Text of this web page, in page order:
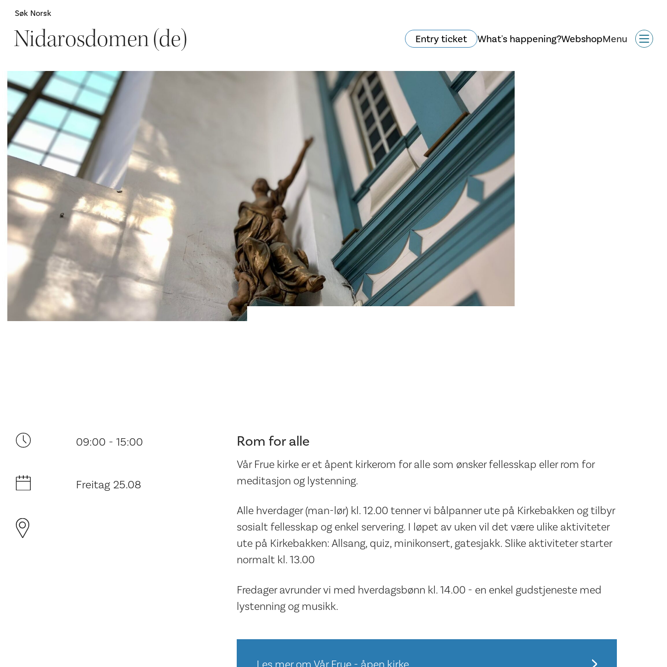
Søk Norsk
Nidarosdomen (de) Entry ticket What's happening?WebshopMenu
Musikk
09:00 - 15:00
Freitag 25.08
Rom for alle
Vår Frue kirke er et åpent kirkerom for alle som ønsker fellesskap eller rom for
meditasjon og lystenning.
Alle hverdager (man-lør) kl. 12.00 tenner vi bålpanner ute på Kirkebakken og tilbyr
sosialt fellesskap og enkel servering. I løpet av uken vil det være ulike aktiviteter
ute på Kirkebakken: Allsang, quiz, minikonsert, gatesjakk. Slike aktiviteter starter
normalt kl. 13.00
Fredager avrunder vi med hverdagsbønn kl. 14.00 - en enkel gudstjeneste med
lystenning og musikk.
Les mer om Vår Frue - åpen kirke